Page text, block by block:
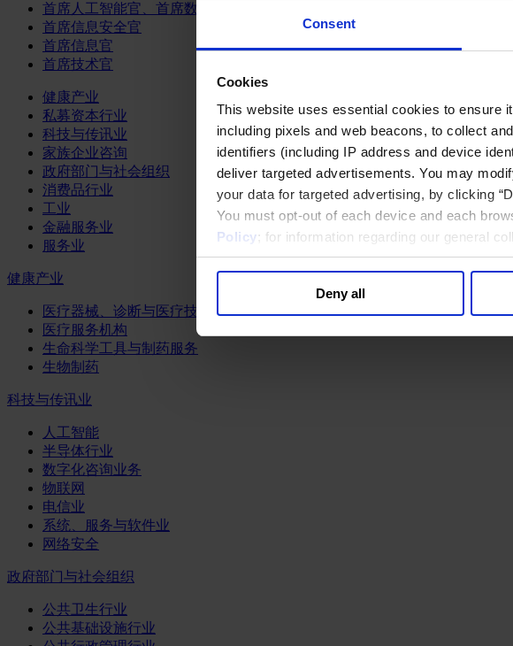
Consent
Cookies
This website uses essential cookies to ensure
including pixels and web beacons, to collect
identifiers (including IP address and device
deliver targeted advertisements. You may
your data for targeted advertising, by clicking
You must opt-out of each device and each
Policy; for information regarding our general
Deny all
首席人工智能官、首席数据官和首席数据解析官
首席信息安全官
首席信息官
首席技术官
健康产业
私募资本行业
科技与传讯业
家族企业咨询
政府部门与社会组织
消费品行业
工业
金融服务业
服务业
健康产业
医疗器械、诊断与医疗技术
医疗服务机构
生命科学工具与制药服务
生物制药
科技与传讯业
人工智能
半导体行业
数字化咨询业务
物联网
电信业
系统、服务与软件业
网络安全
政府部门与社会组织
公共卫生行业
公共基础设施行业